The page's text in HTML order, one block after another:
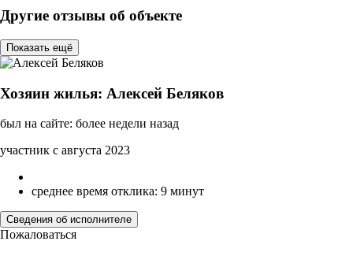
Другие отзывы об объекте
Показать ещё
Хозяин жилья: Алексей Беляков
был на сайте: более недели назад
участник с августа 2023
среднее время отклика: 9 минут
Сведения об исполнителе
Пожаловаться